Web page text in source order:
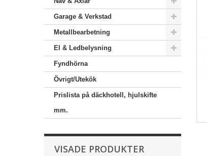
Garage & Verkstad
Metallbearbetning
El & Ledbelysning
Fyndhörna
Övrigt/Utekök
Prislista på däckhotell, hjulskifte
mm.
VISADE PRODUKTER